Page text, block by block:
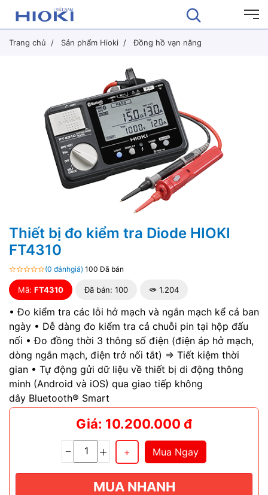
Trang chủ Sản phẩm Hioki Đồng hồ vạn năng
Thiết bị đo kiểm tra Diode HIOKI
FT4310
(0 đánhgiá) 100 Đã bán
Mã: FT4310 Đã bán: 100 1.204
• Đo kiểm tra các lỗi hở mạch và ngắn mạch kể cả ban
ngày • Dễ dàng đo kiểm tra cả chuỗi pin tại hộp đấu
nối • Đo đồng thời 3 thông số điện (điện áp hở mạch,
dòng ngắn mạch, điện trở nối tắt) => Tiết kiệm thời
gian • Tự động gửi dữ liệu về thiết bị di động thông
minh (Android và iOS) qua giao tiếp không
dây Bluetooth® Smart
Giá: 10.200.000 đ
Mua Ngay
MUA NHANH